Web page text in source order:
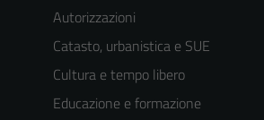
Autorizzazioni
Catasto, urbanistica e SUE
Cultura e tempo libero
Educazione e formazione